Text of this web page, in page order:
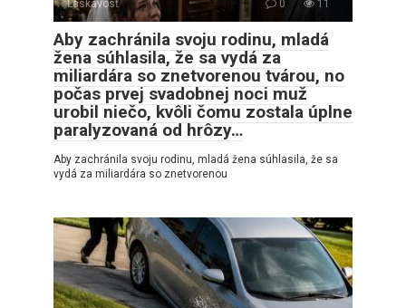
Láskavosť 0 11
Aby zachránila svoju rodinu, mladá
žena súhlasila, že sa vydá za
miliardára so znetvorenou tvárou, no
počas prvej svadobnej noci muž
urobil niečo, kvôli čomu zostala úplne
paralyzovaná od hrôzy…
Aby zachránila svoju rodinu, mladá žena súhlasila, že sa
vydá za miliardára so znetvorenou